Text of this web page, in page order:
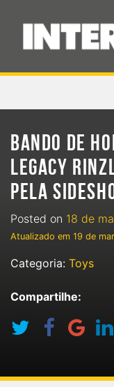
BANDO DE
LEGACY
PELA
Posted on 18 de
Atualizado em 19 de
Categoria: Toys
Compartilhe: